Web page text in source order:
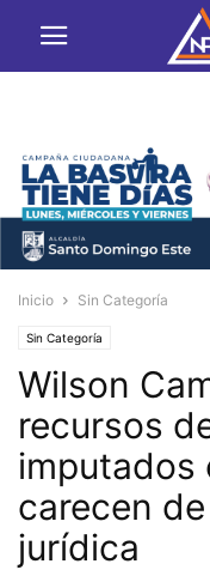
Inicio Sin Categoría
Sin Categoría
Wilson
recursos
imputados
carecen
jurídica